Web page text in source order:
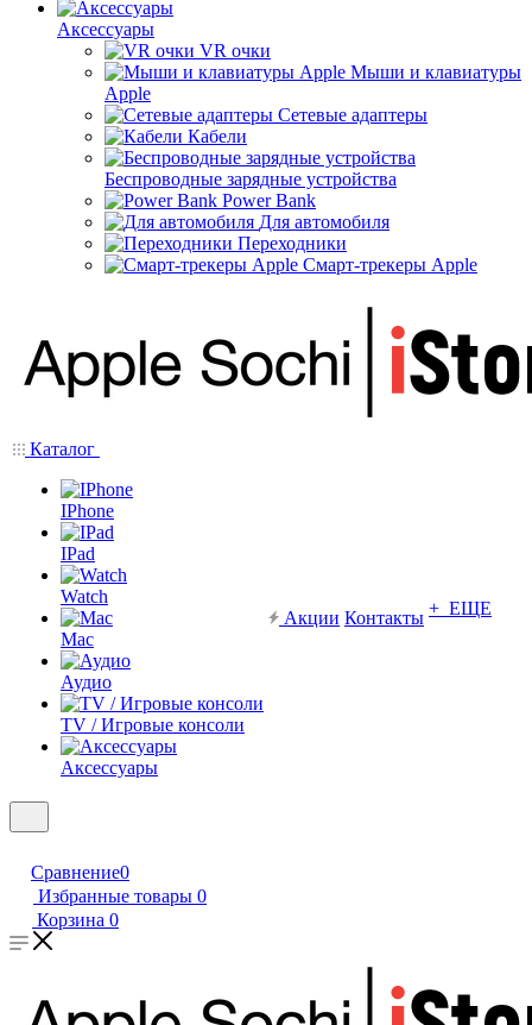
Аксессуары
VR очки
Мыши и клавиатуры
Apple
Сетевые адаптеры
Кабели
Беспроводные зарядные устройства
Power Bank
Для автомобиля
Переходники
Смарт-трекеры Apple
Каталог
IPhone
IPad
Watch
Mac
Аудио
TV / Игровые консоли
Аксессуары
Акции Контакты + ЕЩЕ
Сравнение0
Избранные товары 0
Корзина 0